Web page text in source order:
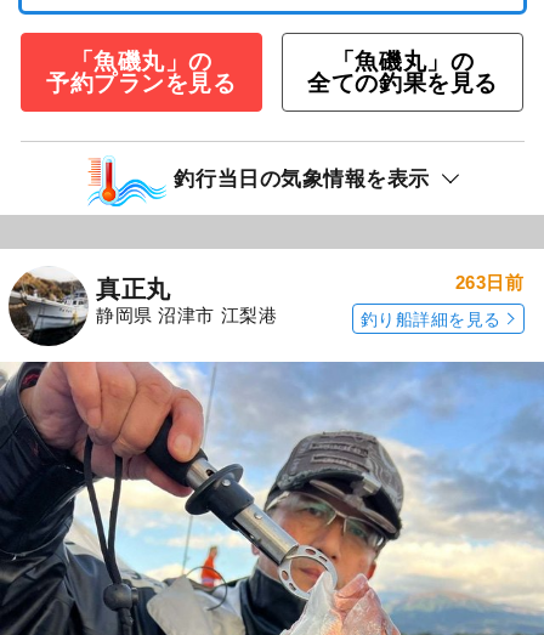
「魚磯丸」の
予約プランを見る
「魚磯丸」の
全ての釣果を見る
釣行当日の気象情報を表示
真正丸
静岡県 沼津市 江梨港
263日前
釣り船詳細を見る